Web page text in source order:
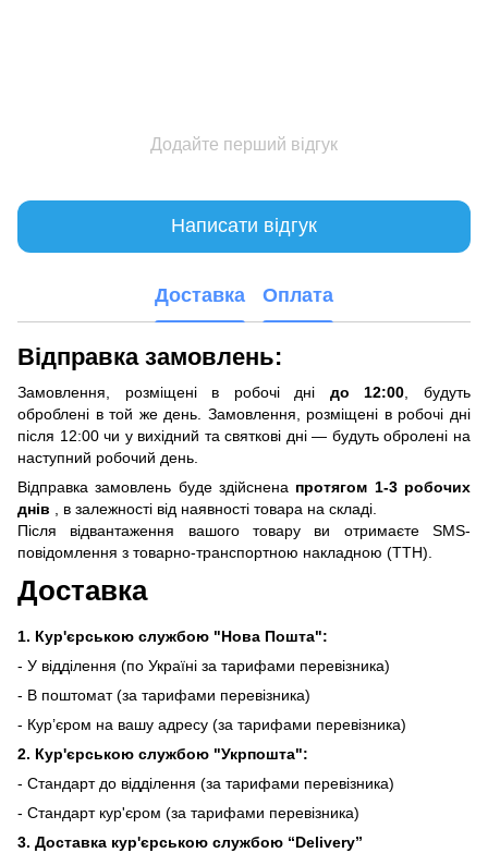
Додайте перший відгук
Написати відгук
Доставка Оплата
Відправка замовлень:
Замовлення, розміщені в робочі дні до 12:00 , будуть
оброблені в той же день. Замовлення, розміщені в робочі дні
після 12:00 чи у вихідний та святкові дні — будуть обролені на
наступний робочий день.
Відправка замовлень буде здійснена протягом 1-3 робочих
днів , в залежності від наявності товара на складі.
Після відвантаження вашого товару ви отримаєте SMS-
повідомлення з товарно-транспортною накладною (ТТН).
Доставка
1. Кур'єрською службою "Нова Пошта":
- У відділення (по Україні за тарифами перевізника)
- В поштомат (за тарифами перевізника)
- Кур’єром на вашу адресу (за тарифами перевізника)
2. Кур'єрською службою "Укрпошта":
- Стандарт до відділення (за тарифами перевізника)
- Стандарт кур'єром (за тарифами перевізника)
3. Доставка кур'єрською службою “Delivery”